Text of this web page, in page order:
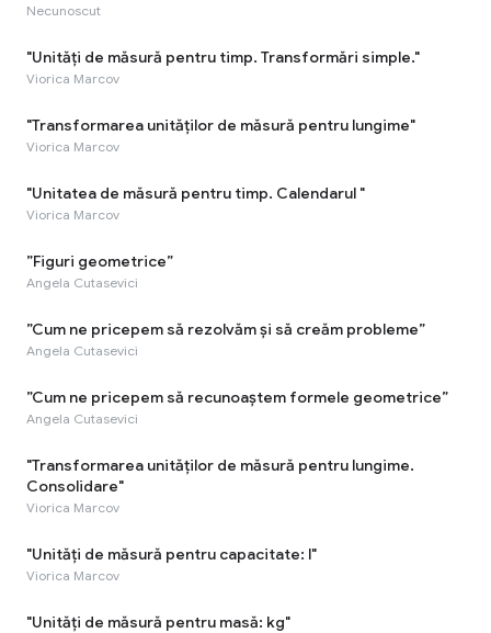
Necunoscut
"Unități de măsură pentru timp. Transformări simple."
Viorica Marcov
"Transformarea unităților de măsură pentru lungime"
Viorica Marcov
"Unitatea de măsură pentru timp. Calendarul "
Viorica Marcov
”Figuri geometrice”
Angela Cutasevici
”Cum ne pricepem să rezolvăm și să creăm probleme”
Angela Cutasevici
”Cum ne pricepem să recunoaștem formele geometrice”
Angela Cutasevici
"Transformarea unităților de măsură pentru lungime.
Consolidare"
Viorica Marcov
"Unități de măsură pentru capacitate: l"
Viorica Marcov
"Unități de măsură pentru masă: kg"